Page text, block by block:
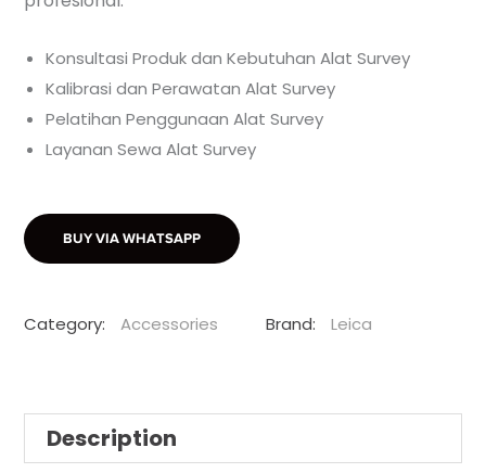
Konsultasi Produk dan Kebutuhan Alat Survey
Kalibrasi dan Perawatan Alat Survey
Pelatihan Penggunaan Alat Survey
Layanan Sewa Alat Survey
BUY VIA WHATSAPP
Category: Accessories Brand: Leica
Description